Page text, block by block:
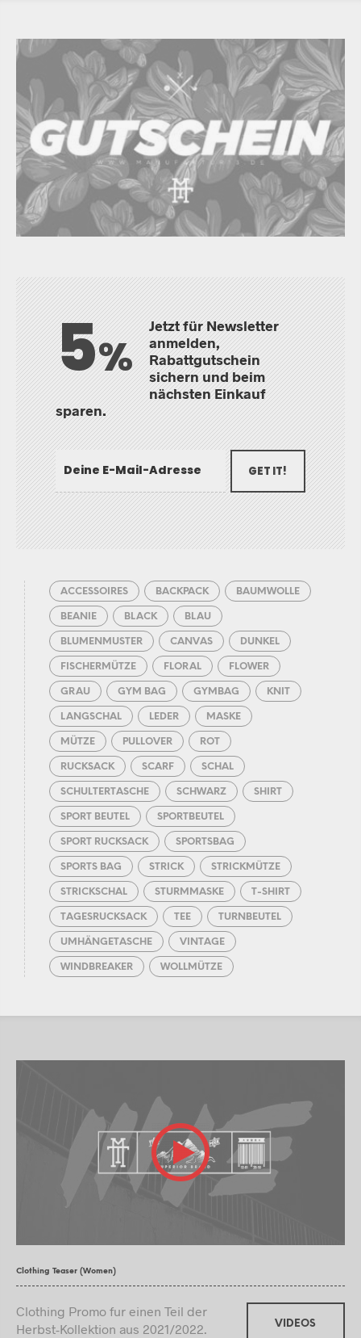
5%
Jetzt für Newsletter
anmelden,
Rabattgutschein
sichern und beim
nächsten Einkauf
sparen.
GET IT!
ACCESSOIRES BACKPACK BAUMWOLLE
BEANIE BLACK BLAU
BLUMENMUSTER CANVAS DUNKEL
FISCHERMÜTZE FLORAL FLOWER
GRAU GYM BAG GYMBAG KNIT
LANGSCHAL LEDER MASKE
MÜTZE PULLOVER ROT
RUCKSACK SCARF SCHAL
SCHULTERTASCHE SCHWARZ SHIRT
SPORT BEUTEL SPORTBEUTEL
SPORT RUCKSACK SPORTSBAG
SPORTS BAG STRICK STRICKMÜTZE
STRICKSCHAL STURMMASKE T-SHIRT
TAGESRUCKSACK TEE TURNBEUTEL
UMHÄNGETASCHE VINTAGE
WINDBREAKER WOLLMÜTZE
Clothing Teaser (Women)
Clothing Promo fur einen Teil der
Herbst-Kollektion aus 2021/2022.
VIDEOS